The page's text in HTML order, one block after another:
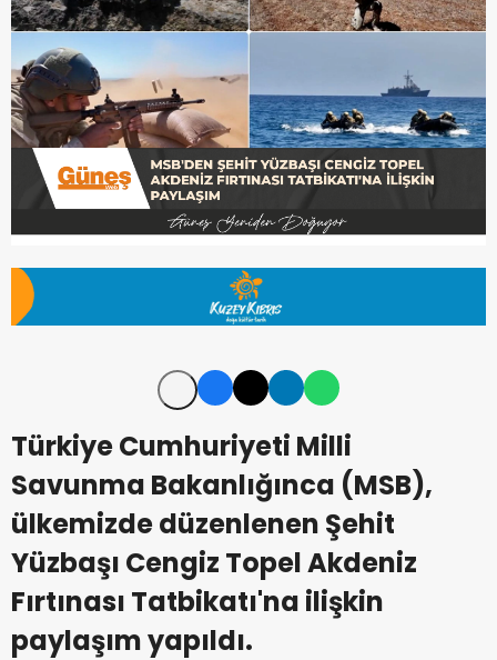
Türkiye Cumhuriyeti Milli
Savunma Bakanlığınca (MSB),
ülkemizde düzenlenen Şehit
Yüzbaşı Cengiz Topel Akdeniz
Fırtınası Tatbikatı'na ilişkin
paylaşım yapıldı.